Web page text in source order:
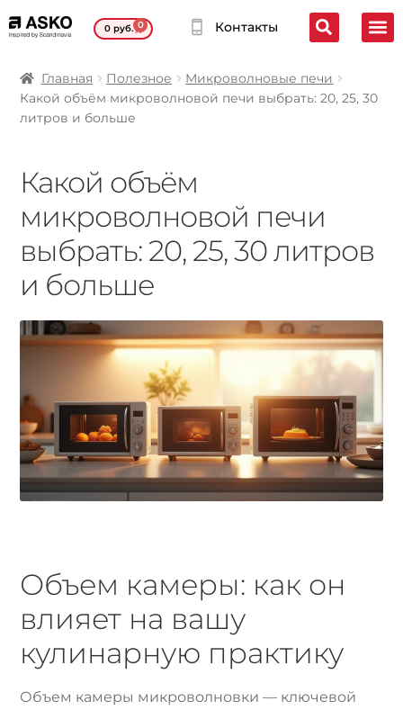
0руб. 0 Контакты
Главная Полезное
Микроволновые печи
Какой объём микроволновой печи выбрать: 20, 25, 30
литров и больше
Какой объём
микроволновой печи
выбрать: 20, 25, 30 литров
и больше
Объем камеры: как он
влияет на вашу
кулинарную практику
Объем камеры микроволновки — ключевой